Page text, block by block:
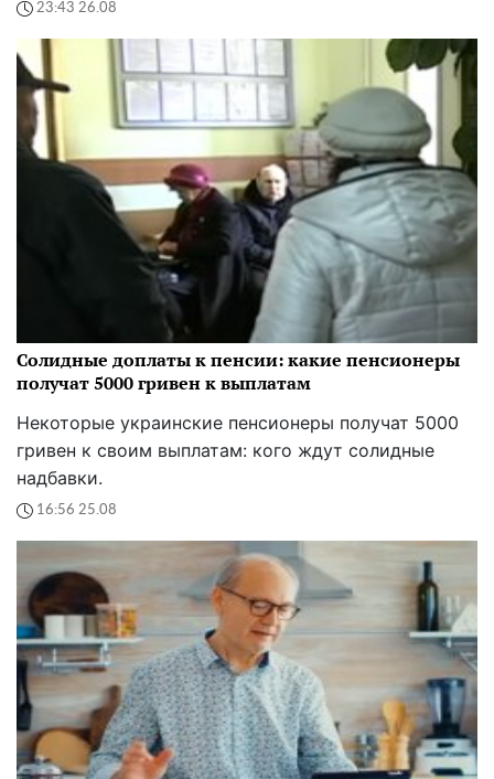
23:43 26.08
Солидные доплаты к пенсии: какие пенсионеры
получат 5000 гривен к выплатам
Некоторые украинские пенсионеры получат 5000
гривен к своим выплатам: кого ждут солидные
надбавки.
16:56 25.08